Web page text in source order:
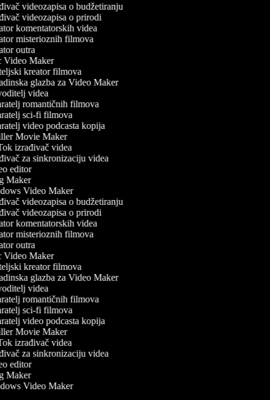
videozapisa o budžetiranju
videozapisa o prirodi
komentatorskih videa
misterioznih filmova
outra
Maker
kreator filmova
glazba za Video Maker
videa
romantičnih filmova
sci-fi filmova
video podcasta kopija
Movie Maker
izrađivač videa
za sinkronizaciju videa
editor
Maker
Video Maker
videozapisa o budžetiranju
videozapisa o prirodi
komentatorskih videa
misterioznih filmova
outra
Maker
kreator filmova
glazba za Video Maker
videa
romantičnih filmova
sci-fi filmova
video podcasta kopija
Movie Maker
izrađivač videa
za sinkronizaciju videa
editor
Maker
Video Maker